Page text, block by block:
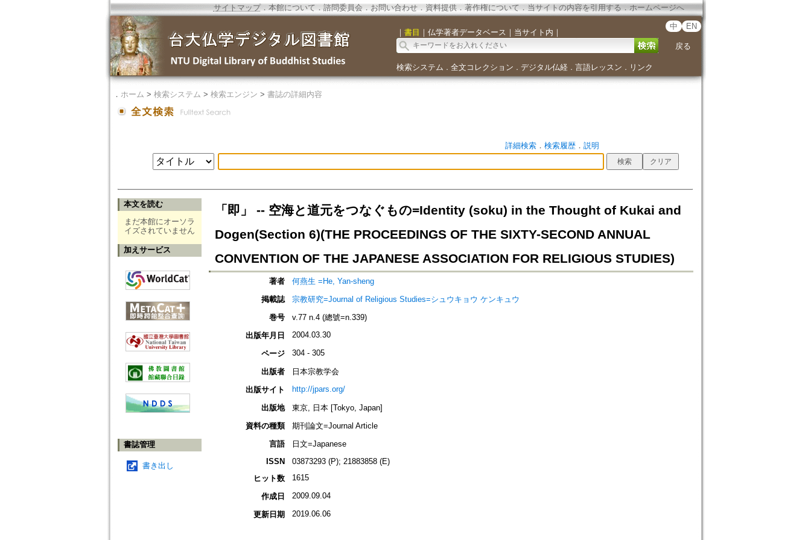
サイトマップ．本館について ． 諮問委員会． お問い合わせ． 資料提供． 著作権について．当サイトの内容を引用する ． ホームページへ
｜ 書目 ｜ 仏学著者データベース ｜ 当サイト内 ｜
中 EN
戻る
検索システム ． 全文コレクション ． デジタル仏経． 言語レッスン ． リンク
． ホーム > 検索システム > 検索エンジン > 書誌の詳細内容
詳細検索． 検索履歴． 説明
本文を読む
まだ本館にオーソラ
イズされていません
加えサービス
書誌管理
書き出し
「即」 -- 空海と道元をつなぐもの=Identity (soku) in the Thought of Kukai and
Dogen(Section 6)(THE PROCEEDINGS OF THE SIXTY-SECOND ANNUAL
CONVENTION OF THE JAPANESE ASSOCIATION FOR RELIGIOUS STUDIES)
著者
何燕生 =He, Yan-sheng
掲載誌
宗教研究=Journal of Religious Studies=シュウキョウ ケンキュウ
巻号
v.77 n.4 (總號=n.339)
出版年月日
2004.03.30
ページ 304 - 305
出版者
日本宗教学会
出版サイト
http://jpars.org/
出版地
東京, 日本 [Tokyo, Japan]
資料の種類
期刊論文=Journal Article
言語
日文=Japanese
ISSN
03873293 (P); 21883858 (E)
ヒット数
1615
作成日 2009.09.04
更新日期 2019.06.06